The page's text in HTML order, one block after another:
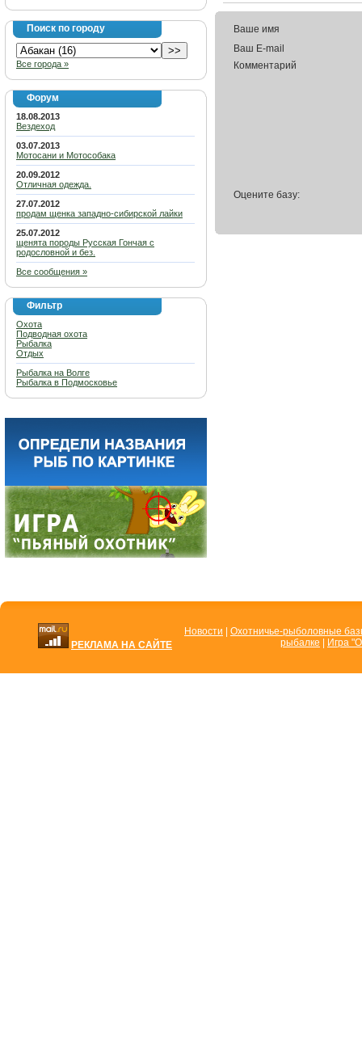
Поиск по городу
Все города »
Форум
18.08.2013
Вездеход
03.07.2013
Мотосани и Мотособака
20.09.2012
Отличная одежда.
27.07.2012
продам щенка западно-сибирской лайки
25.07.2012
щенята породы Русская Гончая с
родословной и без.
Все сообщения »
Фильтр
Охота
Подводная охота
Рыбалка
Отдых
Рыбалка на Волге
Рыбалка в Подмосковье
Ваше имя
Ваш E-mail
Комментарий
Оцените базу:
РЕКЛАМА НА САЙТЕ
Новости
Охотничье-рыболовные
рыбалке
Игра